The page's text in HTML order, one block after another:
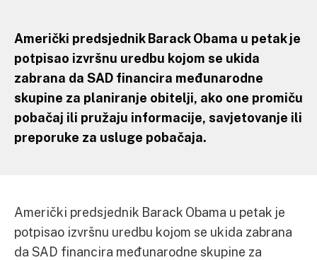
Američki predsjednik Barack Obama u petak je
potpisao izvršnu uredbu kojom se ukida
zabrana da SAD financira međunarodne
skupine za planiranje obitelji, ako one promiču
pobačaj ili pružaju informacije, savjetovanje ili
preporuke za usluge pobačaja.
Američki predsjednik Barack Obama u petak je
potpisao izvršnu uredbu kojom se ukida zabrana
da SAD financira međunarodne skupine za